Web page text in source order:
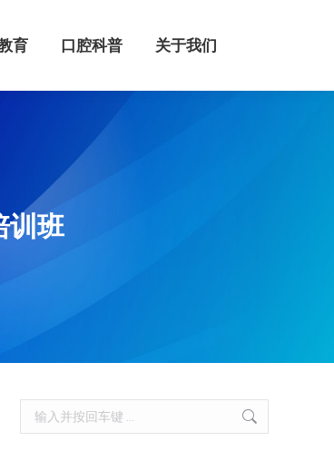
育 口腔科普 关于我们
训班
Search: